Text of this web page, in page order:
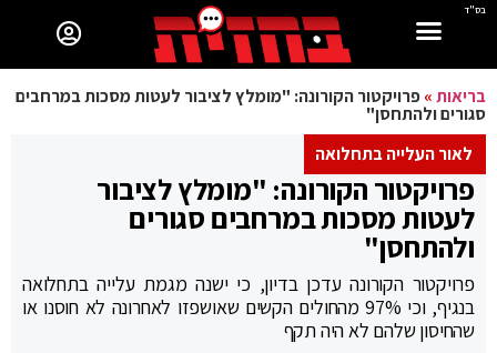
בס"ד
בריאות»פרויקטור הקורונה: "מומלץ לציבור לעטות מסכות במרחבים
סגורים ולהתחסן"
לאור העלייה בתחלואה
פרויקטור הקורונה: "מומלץ לציבור
לעטות מסכות במרחבים סגורים
ולהתחסן"
פרויקטור הקורונה עדכן בדיון, כי ישנה מגמת עלייה בתחלואה
בנגיף, וכי 97% מהחולים הקשים שאושפזו לאחרונה לא חוסנו או
שהחיסון שלהם לא היה תקף